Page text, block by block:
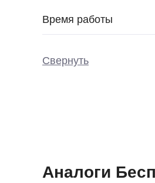
Время работы
Свернуть
Аналоги